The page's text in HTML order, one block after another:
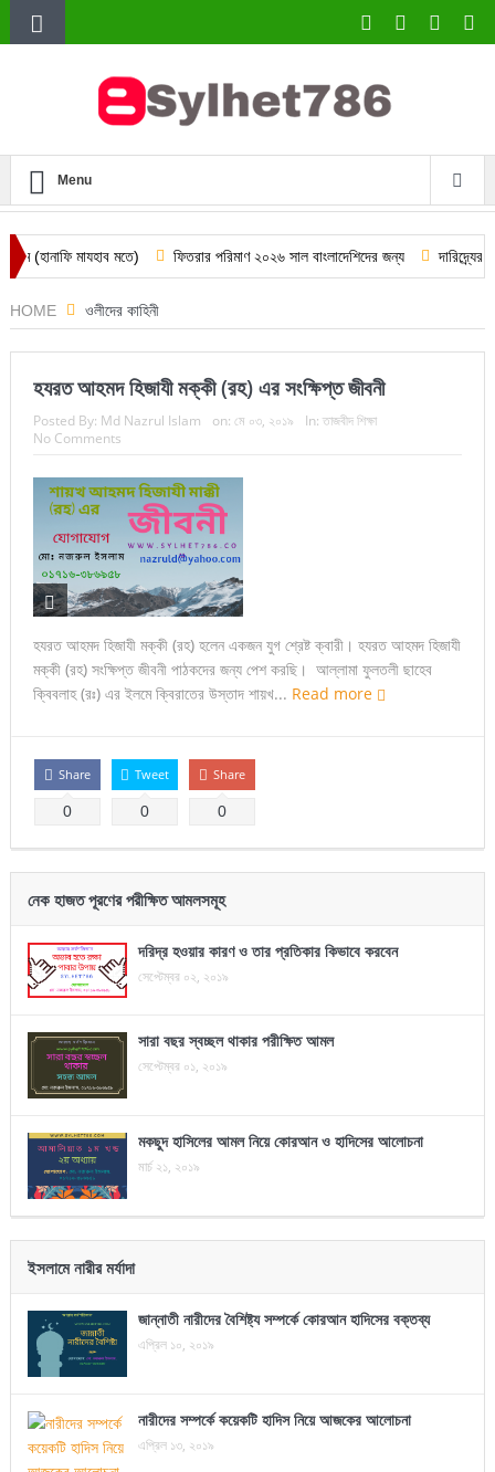
Menu
মাযহাব মতে) ফিতরার পরিমাণ ২০২৬ সাল বাংলাদেশিদের জন্য দারিদ্র্যের প্রধান
HOME ওলীদের কাহিনী
হযরত আহমদ হিজাযী মক্কী (রহ) এর সংক্ষিপ্ত জীবনী
Posted By: Md Nazrul Islam on: মে ০৩, ২০১৯ In: তাজবীদ শিক্ষা
No Comments
হযরত আহমদ হিজাযী মক্কী (রহ) হলেন একজন যুগ শ্রেষ্ট ক্বারী। হযরত আহমদ হিজাযী
মক্কী (রহ) সংক্ষিপ্ত জীবনী পাঠকদের জন্য পেশ করছি। আল্লামা ফুলতলী ছাহেব
ক্বিবলাহ (রঃ) এর ইলমে ক্বিরাতের উস্তাদ শায়খ... Read more
Share
0
Tweet
0
Share
0
নেক হাজত পূরণের পরীক্ষিত আমলসমূহ
দরিদ্র হওয়ার কারণ ও তার প্রতিকার কিভাবে করবেন
সেপ্টেম্বর ০২, ২০১৯
সারা বছর স্বচ্ছল থাকার পরীক্ষিত আমল
সেপ্টেম্বর ০১, ২০১৯
মকছুদ হাসিলের আমল নিয়ে কোরআন ও হাদিসের আলোচনা
মার্চ ২১, ২০১৯
ইসলামে নারীর মর্যাদা
জান্নাতী নারীদের বৈশিষ্ট্য সম্পর্কে কোরআন হাদিসের বক্তব্য
এপ্রিল ১০, ২০১৯
নারীদের সম্পর্কে কয়েকটি হাদিস নিয়ে আজকের আলোচনা
এপ্রিল ১৩, ২০১৯